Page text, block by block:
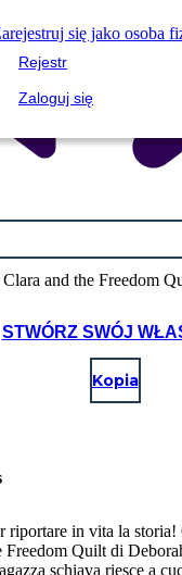
się jako osoba
Rejestr
Zaloguj się
STWÓRZ SWÓJ
Kopia
riportare in vita la
Freedom Quilt di
schiava riesce a